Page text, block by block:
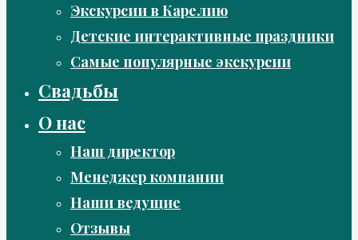
Экскурсии в Карелию
Детские интерактивные праздники
Самые популярные экскурсии
Свадьбы
О нас
Наш директор
Менеджер компании
Наши ведущие
Отзывы